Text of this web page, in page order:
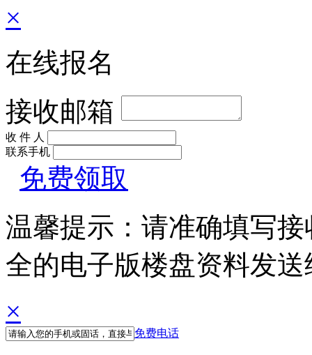
×
在线报名
接收邮箱
收 件 人
联系手机
免费领取
温馨提示：请准确填写
全的电子版楼盘资料发送
×
免费电话